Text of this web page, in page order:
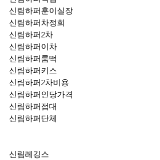
신림하퍼훈이실장
신림하퍼차정희
신림하퍼2차
신림하퍼이차
신림하퍼룸떡
신림하퍼키스
신림하퍼2차비용
신림하퍼인당가격
신림하퍼접대
신림하퍼단체
신림레깅스